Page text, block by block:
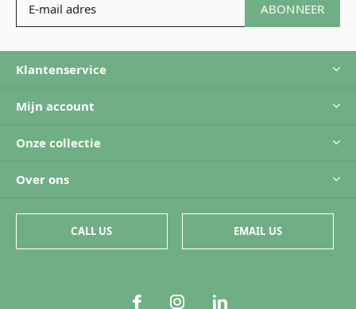
ABONNEER
Klantenservice
Mijn account
Onze collectie
Over ons
CALL US EMAIL US